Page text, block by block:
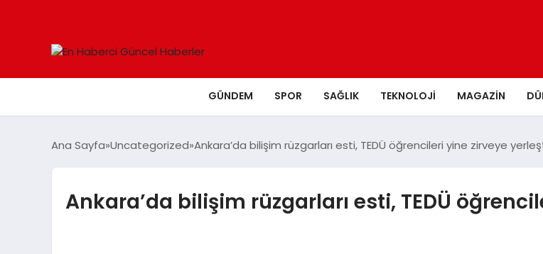
GÜNDEM SPOR SAĞLIK TEKNOLOJI MAGAZIN
Ana Sayfa Uncategorized Ankara’da bilişim rüzgarları esti, TEDÜ öğrencileri yine zirveye
Ankara’da bilişim rüzgarları esti, TEDÜ